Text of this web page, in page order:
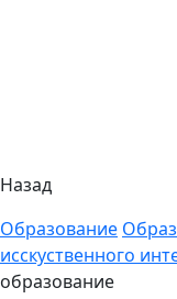
Назад
Образование
исскуственного
образование